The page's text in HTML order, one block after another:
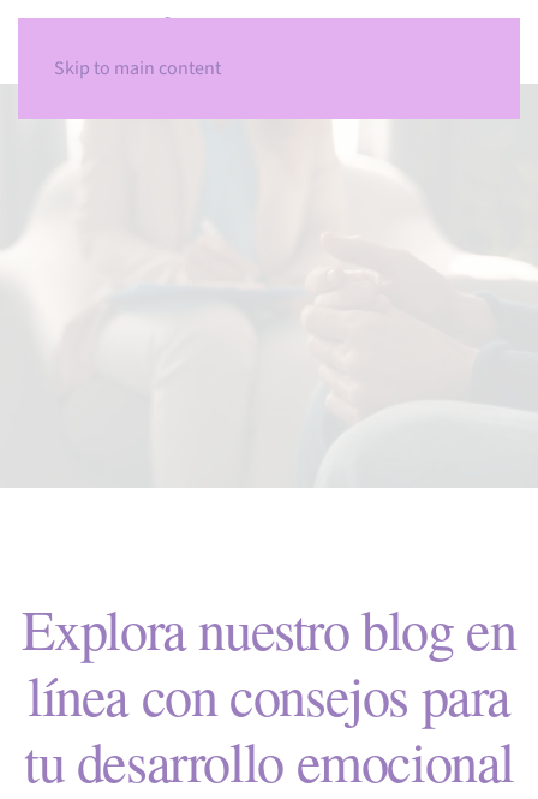
Skip to main content
Explora nuestro blog en
línea con consejos para
tu desarrollo emocional